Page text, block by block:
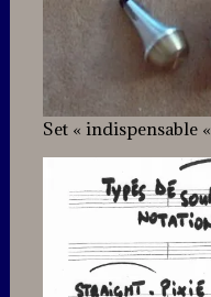
Set « indispensable «